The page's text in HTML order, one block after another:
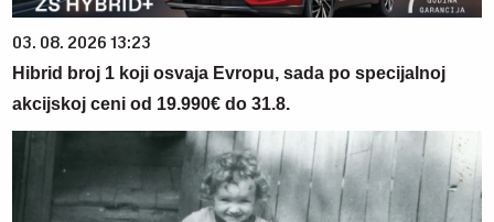
03. 08. 2026 13:23
Hibrid broj 1 koji osvaja Evropu, sada po specijalnoj
akcijskoj ceni od 19.990€ do 31.8.